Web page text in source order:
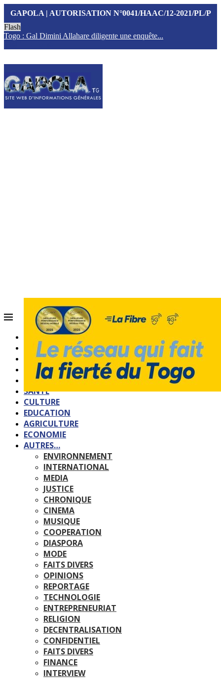
GAPOLA | AUTORISATION N°0041/HAAC/12-2021/PL/P
Flash
Togo : Gal Dimini Allahare diligente une enquête...
ACCUEIL
QUI SOMMES-NOUS?
POLITIQUE
SOCIETE
SPORTS
SANTE
CULTURE
EDUCATION
AGRICULTURE
ECONOMIE
AUTRES…
ENVIRONNEMENT
INTERNATIONAL
MEDIA
JUSTICE
CHRONIQUE
CINEMA
MUSIQUE
COOPERATION
DIASPORA
MODE
FAITS DIVERS
OPINIONS
REPORTAGE
TECHNOLOGIE
ENTREPRENEURIAT
RELIGION
DECENTRALISATION
CONFIDENTIEL
FAITS DIVERS
FINANCE
INTERVIEW